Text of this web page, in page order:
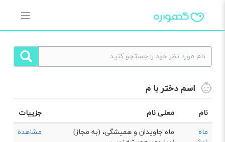
اسم دختر با م
نام معنی نام
جزییات
ماه
ماه جاويدان و هميشگی، (به مجاز)
مشاهده